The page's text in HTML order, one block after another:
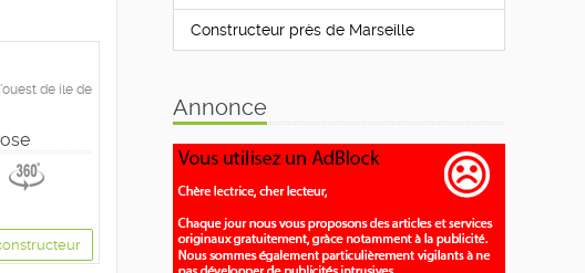
Constructeur près de Marseille
Annonce
de ile de